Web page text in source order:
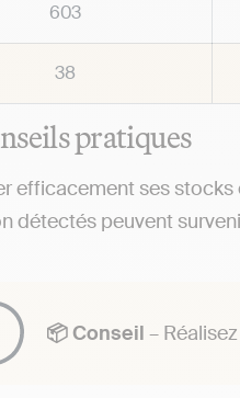
603
38
pratiques
efficacement ses stocks
détectés peuvent
📦 Conseil –